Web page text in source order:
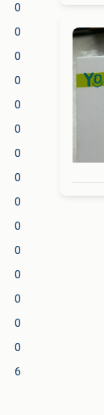
0
0
0
0
0
0
0
0
0
0
0
0
0
0
0
6